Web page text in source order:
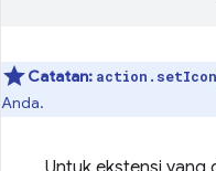
Catatan:
Anda.